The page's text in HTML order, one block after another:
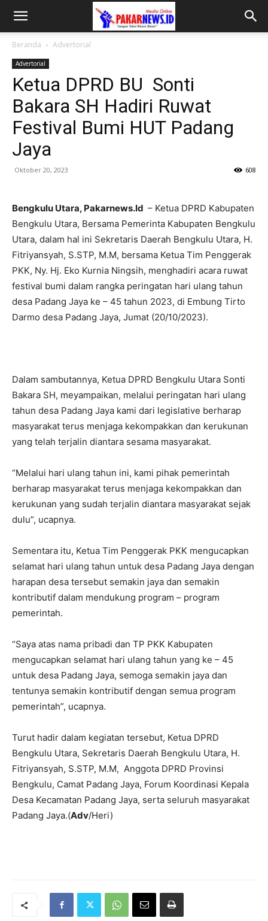
Beranda Advertorial
Advertorial
Ketua DPRD BU Sonti
Bakara SH Hadiri Ruwat
Festival Bumi HUT Padang
Jaya
Oktober 20, 2023 608
Bengkulu Utara, Pakarnews.Id – Ketua DPRD Kabupaten
Bengkulu Utara, Bersama Pemerinta Kabupaten Bengkulu
Utara, dalam hal ini Sekretaris Daerah Bengkulu Utara, H.
Fitriyansyah, S.STP, M.M, bersama Ketua Tim Penggerak
PKK, Ny. Hj. Eko Kurnia Ningsih, menghadiri acara ruwat
festival bumi dalam rangka peringatan hari ulang tahun
desa Padang Jaya ke – 45 tahun 2023, di Embung Tirto
Darmo desa Padang Jaya, Jumat (20/10/2023).
Dalam sambutannya, Ketua DPRD Bengkulu Utara Sonti
Bakara SH, meyampaikan, melalui peringatan hari ulang
tahun desa Padang Jaya kami dari legislative berharap
masyarakat terus menjaga kekompakkan dan kerukunan
yang telah terjalin diantara sesama masyarakat.
“Melalui hari ulang tahun ini, kami pihak pemerintah
berharap masyarakat terus menjaga kekompakkan dan
kerukunan yang sudah terjalin diantara masyarakat sejak
dulu”, ucapnya.
Sementara itu, Ketua Tim Penggerak PKK mengucapkan
selamat hari ulang tahun untuk desa Padang Jaya dengan
harapan desa tersebut semakin jaya dan semakin
kontributif dalam mendukung program – program
pemerintah.
“Saya atas nama pribadi dan TP PKK Kabupaten
mengucapkan selamat hari ulang tahun yang ke – 45
untuk desa Padang Jaya, semoga semakin jaya dan
tentunya semakin kontributif dengan semua program
pemerintah”, ucapnya.
Turut hadir dalam kegiatan tersebut, Ketua DPRD
Bengkulu Utara, Sekretaris Daerah Bengkulu Utara, H.
Fitriyansyah, S.STP, M.M, Anggota DPRD Provinsi
Bengkulu, Camat Padang Jaya, Forum Koordinasi Kepala
Desa Kecamatan Padang Jaya, serta seluruh masyarakat
Padang Jaya.(Adv/Heri)